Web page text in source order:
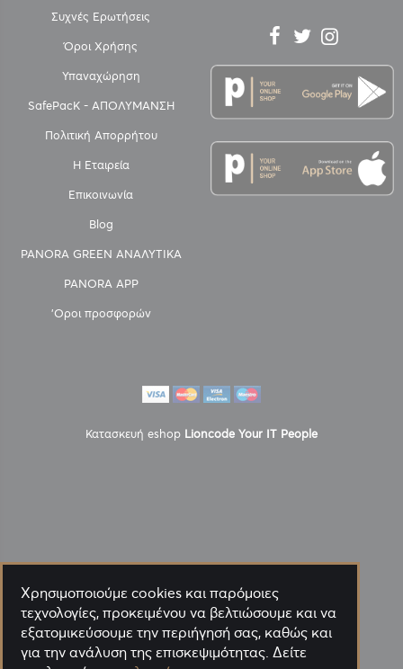
Συχνές Ερωτήσεις
Όροι Χρήσης
Υπαναχώρηση
SafePacK - ΑΠΟΛΥΜΑΝΣΗ
Πολιτική Απορρήτου
Η Εταιρεία
Επικοινωνία
Blog
PANORA GREEN ΑΝΑΛΥΤΙΚΑ
PANORA APP
'Οροι προσφορών
Κατασκευή eshop Lioncode Your IT People
Χρησιμοποιούμε cookies και παρόμοιες
τεχνολογίες, προκειμένου να βελτιώσουμε και να
εξατομικεύσουμε την περιήγησή σας, καθώς και
για την ανάλυση της επισκεψιμότητας. Δείτε